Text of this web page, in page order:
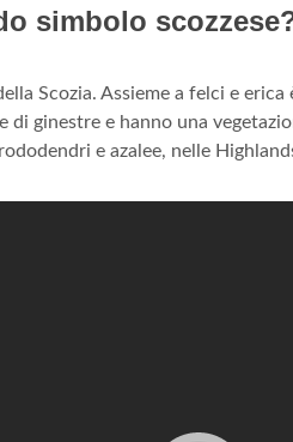
simbolo
Scozia. Assieme a felci e
di ginestre e hanno una
e azalee, nelle